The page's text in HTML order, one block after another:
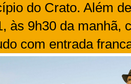
do Crato. Além
às 9h30 da manhã,
com entrada